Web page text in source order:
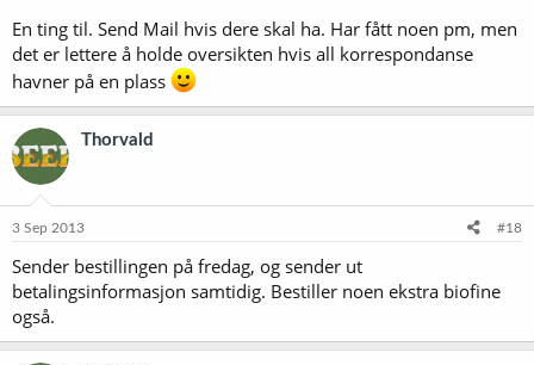
En ting til. Send Mail hvis dere skal ha. Har fått noen pm, men
det er lettere å holde oversikten hvis all korrespondanse
havner på en plass
Thorvald
3 Sep 2013 #18
Sender bestillingen på fredag, og sender ut
betalingsinformasjon samtidig. Bestiller noen ekstra biofine
også.